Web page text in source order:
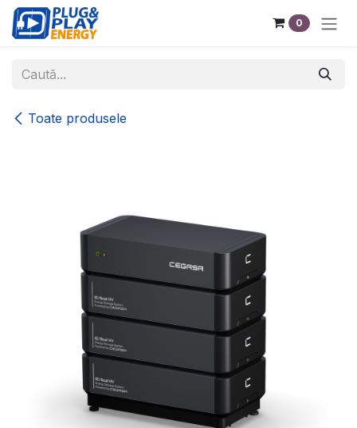
Sari la conținut
0
Toate produsele